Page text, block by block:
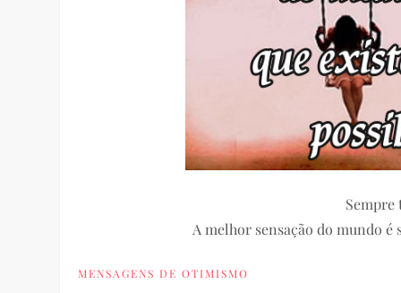
Sempre
A melhor sensação do mundo
MENSAGENS DE OTIMISMO